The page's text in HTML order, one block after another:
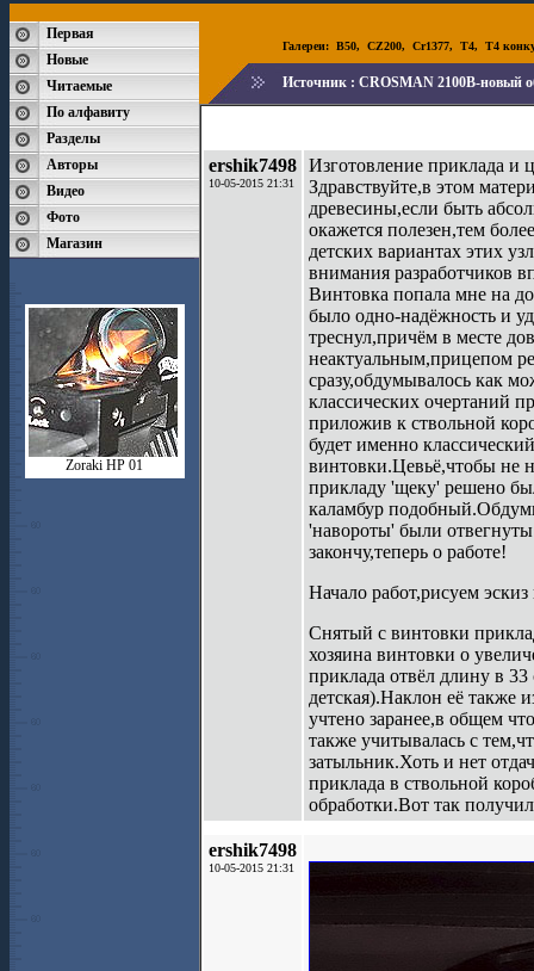
Первая
Новые
Читаемые
По алфавиту
Разделы
Авторы
Видео
Фото
Магазин
Zoraki HP 01
Галереи: B50, CZ200, Cr1377, T4, T4
Источник : CROSMAN 2100B-новый
ershik7498
10-05-2015 21:31
Изготовление приклада и
Здравствуйте,в этом
древесины,если быть
окажется полезен,тем
детских вариантах этих
внимания разработчиков
Винтовка попала мне на
было одно-надёжность и
треснул,причём в месте
неактуальным,прицепом
сразу,обдумывалось как
классических очертаний
приложив к ствольной
будет именно
винтовки.Цевьё,чтобы не
прикладу 'щеку' решено
каламбур
'навороты' были отвегнуты
закончу,теперь о работе!
Начало работ,рисуем
Снятый с винтовки
хозяина винтовки о
приклада отвёл длину в
детская).Наклон её также
учтено заранее,в общем
также учитывалась с
затыльник.Хоть и нет
приклада в ствольной
обработки.Вот так
ershik7498
10-05-2015 21:31